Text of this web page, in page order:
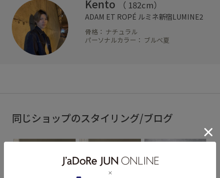
Kento （ 182cm）
ADAM ET ROPÉ ルミネ新宿LUMINE2
骨格： ナチュラル
パーソナルカラー： ブルべ夏
同じショップのスタイリング/ブログ